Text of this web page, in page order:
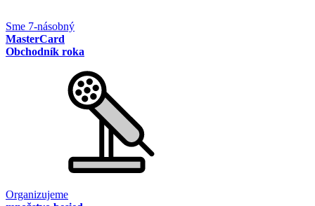
Sme 7-násobný
MasterCard
Obchodník roka
Organizujeme